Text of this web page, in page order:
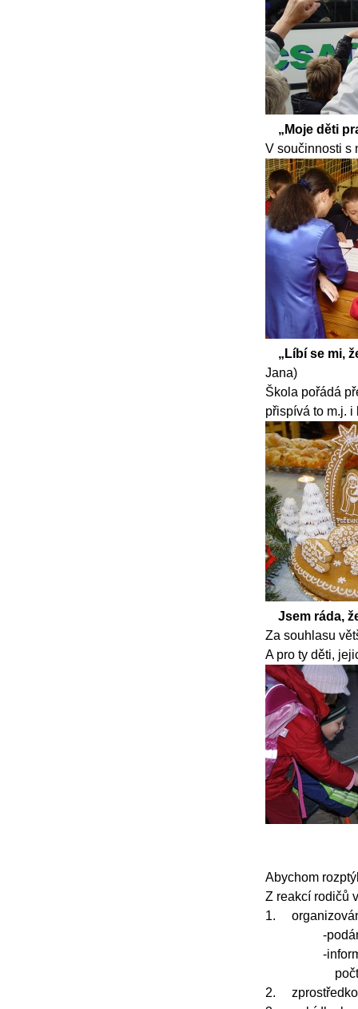
„Moje děti
V součinnosti s
„Líbí se mi,
Jana)
Škola pořádá
přispívá to m.j.
Jsem ráda,
Za souhlasu
A pro ty děti,
Abychom
Z reakcí rodičů
1.
-
-
2.